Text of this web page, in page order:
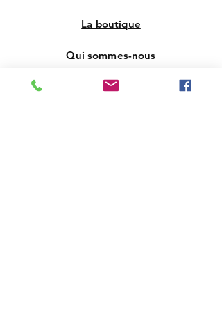
La boutique
Qui sommes-nous
Contact